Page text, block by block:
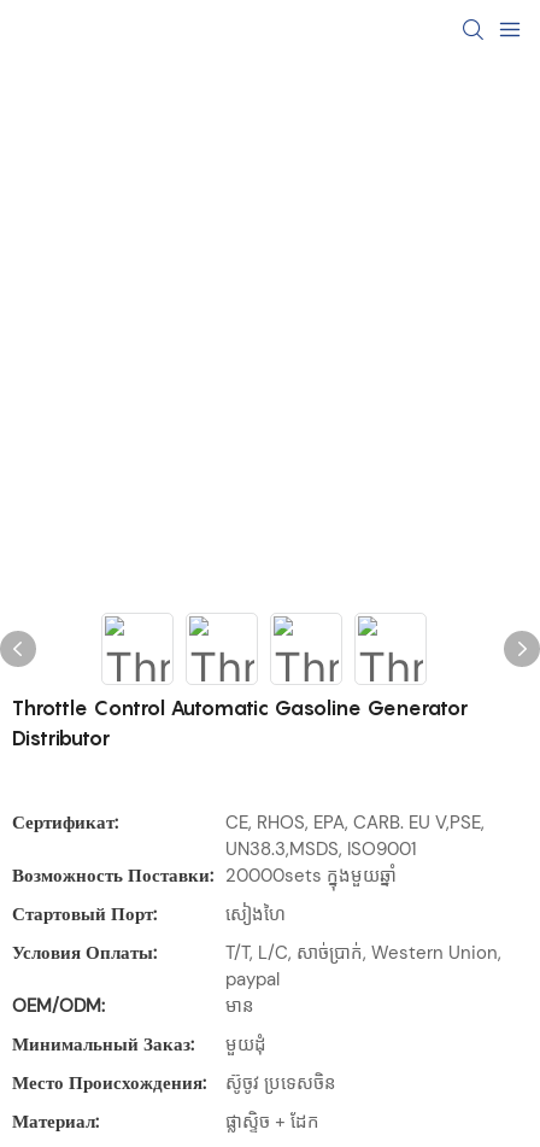
Throttle Control Automatic Gasoline Generator
Distributor
Сертификат:
CE, RHOS, EPA, CARB. EU V,PSE,
UN38.3,MSDS, ISO9001
Возможность Поставки: 20000sets ក្នុងមួយឆ្នាំ
Стартовый Порт:
សៀងហៃ
Условия Оплаты:
T/T, L/C, សាច់ប្រាក់, Western Union,
paypal
OEM/ODM:
មាន
Минимальный Заказ:
មួយដុំ
Место Происхождения:
ស៊ូចូវ ប្រទេសចិន
Материал:
ផ្លាស្ទិច + ដែក